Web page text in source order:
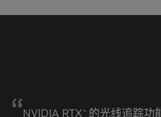
NVIDIA RTX™
的光线追踪功